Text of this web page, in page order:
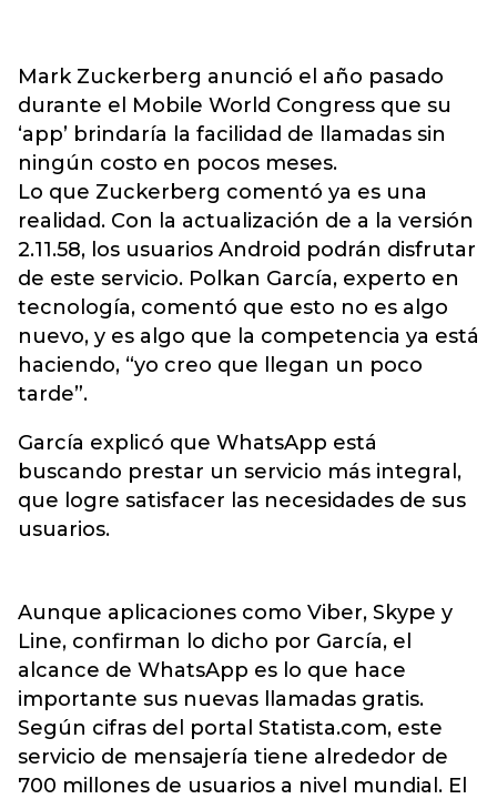
Mark Zuckerberg anunció el año pasado
durante el Mobile World Congress que su
‘app’ brindaría la facilidad de llamadas sin
ningún costo en pocos meses.
Lo que Zuckerberg comentó ya es una
realidad. Con la actualización de a la versión
2.11.58, los usuarios Android podrán disfrutar
de este servicio. Polkan García, experto en
tecnología, comentó que esto no es algo
nuevo, y es algo que la competencia ya está
haciendo, “yo creo que llegan un poco
tarde”.
García explicó que WhatsApp está
buscando prestar un servicio más integral,
que logre satisfacer las necesidades de sus
usuarios.
Aunque aplicaciones como Viber, Skype y
Line, confirman lo dicho por García, el
alcance de WhatsApp es lo que hace
importante sus nuevas llamadas gratis.
Según cifras del portal Statista.com, este
servicio de mensajería tiene alrededor de
700 millones de usuarios a nivel mundial. El